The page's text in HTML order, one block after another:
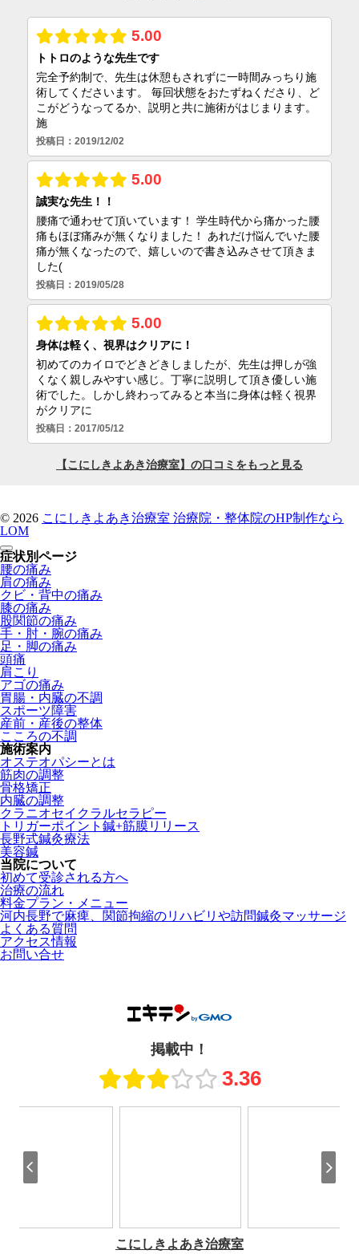
© 2026 こにしきよあき治療室 治療院・整体院のHP制作なら
LOM
症状別ページ
腰の痛み
肩の痛み
クビ・背中の痛み
膝の痛み
股関節の痛み
手・肘・腕の痛み
足・脚の痛み
頭痛
肩こり
アゴの痛み
胃腸・内臓の不調
スポーツ障害
産前・産後の整体
こころの不調
施術案内
オステオパシーとは
筋肉の調整
骨格矯正
内臓の調整
クラニオセイクラルセラピー
トリガーポイント鍼+筋膜リリース
長野式鍼灸療法
美容鍼
当院について
初めて受診される方へ
治療の流れ
料金プラン・メニュー
河内長野で麻痺、関節拘縮のリハビリや訪問鍼灸マッサージ
よくある質問
アクセス情報
お問い合せ